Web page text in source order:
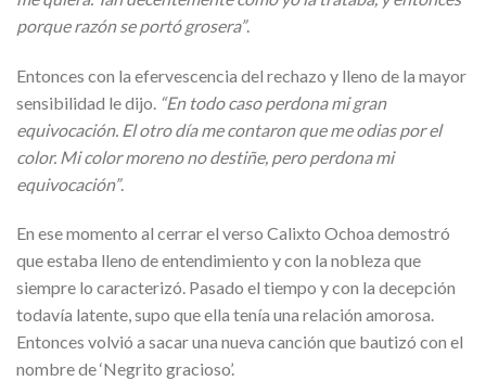
porque razón se portó grosera”.
Entonces con la efervescencia del rechazo y lleno de la mayor
sensibilidad le dijo. “En todo caso perdona mi gran
equivocación. El otro día me contaron que me odias por el
color. Mi color moreno no destiñe, pero perdona mi
equivocación”.
En ese momento al cerrar el verso Calixto Ochoa demostró
que estaba lleno de entendimiento y con la nobleza que
siempre lo caracterizó. Pasado el tiempo y con la decepción
todavía latente, supo que ella tenía una relación amorosa.
Entonces volvió a sacar una nueva canción que bautizó con el
nombre de ‘Negrito gracioso’.